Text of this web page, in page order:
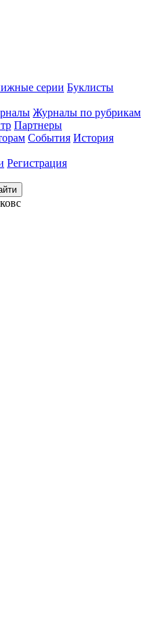
серии Буклисты
Журналы по рубрикам
Партнеры
События История
Регистрация